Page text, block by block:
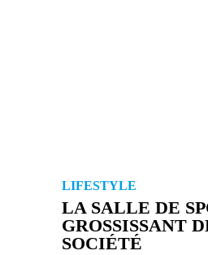
LIFESTYLE
LA SALLE DE
GROS­SIS­SANT
SOCIÉTÉ